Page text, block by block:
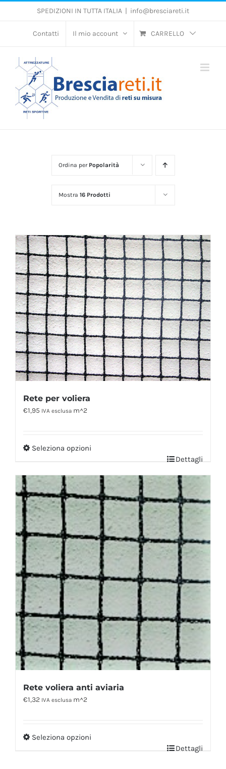
Salta
SPEDIZIONI IN TUTTA ITALIA | info@bresciareti.it
Contatti Il mio account CARRELLO
Ordina per Popolarità
Mostra 16 Prodotti
Rete per voliera
€1,95 IVA esclusa m^2
Seleziona opzioni
Dettagli
Rete voliera anti aviaria
€1,32 IVA esclusa m^2
Seleziona opzioni
Dettagli